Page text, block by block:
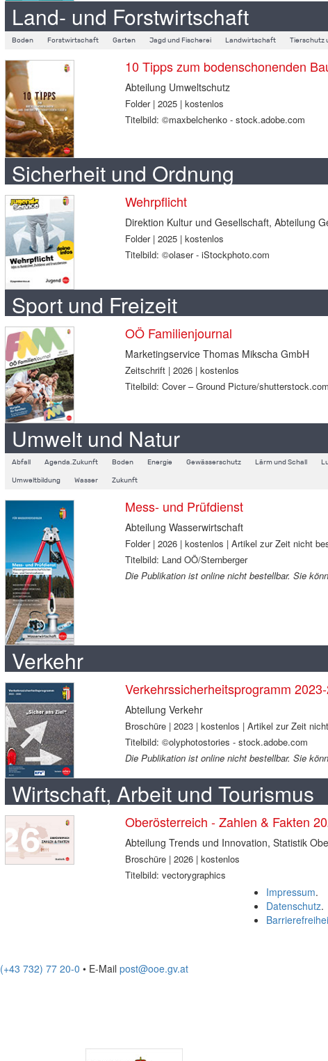
Land- und Forstwirtschaft
Boden Forstwirtschaft Garten Jagd und Fischerei Landwirtschaft Tierschutz
10 Tipps zum bodenschonenden
Abteilung Umweltschutz
Folder | 2025 | kostenlos
Titelbild: ©maxbelchenko - stock.adobe.com
Sicherheit und Ordnung
Wehrpflicht
Direktion Kultur und Gesellschaft, Abteilung
Folder | 2025 | kostenlos
Titelbild: ©olaser - iStockphoto.com
Sport und Freizeit
OÖ Familienjournal
Marketingservice Thomas Mikscha GmbH
Zeitschrift | 2026 | kostenlos
Titelbild: Cover – Ground Picture/shutterstock.com
Umwelt und Natur
Abfall Agenda.Zukunft Boden Energie Gewässerschutz Lärm und Schall
Umweltbildung Wasser Zukunft
Mess- und Prüfdienst
Abteilung Wasserwirtschaft
Folder | 2026 | kostenlos | Artikel zur Zeit nicht
Titelbild: Land OÖ/Sternberger
Die Publikation ist online nicht bestellbar. Sie
Verkehr
Verkehrssicherheitsprogramm
Abteilung Verkehr
Broschüre | 2023 | kostenlos | Artikel zur Zeit
Titelbild: ©olyphotostories - stock.adobe.com
Die Publikation ist online nicht bestellbar. Sie
Wirtschaft, Arbeit und Tourismus
Oberösterreich - Zahlen & Fakten
Abteilung Trends und Innovation, Statistik
Broschüre | 2026 | kostenlos
Titelbild: vectorygraphics
Impressum.
Datenschutz.
(+43 732) 77 20-0 • E-Mail post@ooe.gv.at